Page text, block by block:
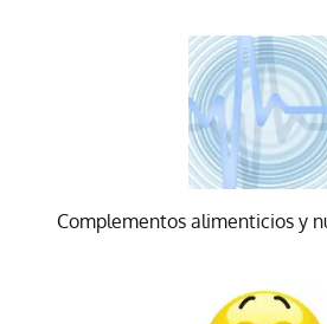
Complementos alimenticios y